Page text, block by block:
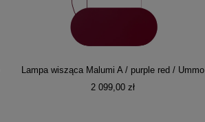
Lampa wisząca Malumi A / purple red / Ummo
2 099,00 zł